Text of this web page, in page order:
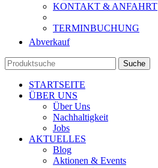
KONTAKT & ANFAHRT
TERMINBUCHUNG
Abverkauf
Suche
STARTSEITE
ÜBER UNS
Über Uns
Nachhaltigkeit
Jobs
AKTUELLES
Blog
Aktionen & Events